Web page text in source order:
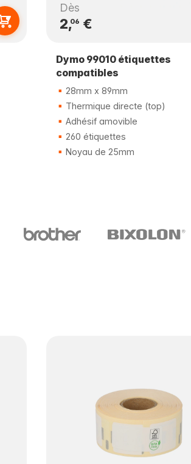
Dès
2,06 €
Dymo 99010 étiquettes
compatibles
28mm x 89mm
Thermique directe (top)
Adhésif amovible
260 étiquettes
Noyau de 25mm